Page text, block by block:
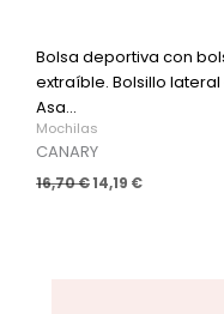
Bolsa deportiva con
extraíble. Bolsillo
Asa...
Mochilas
CANARY
16,70€14,19 €